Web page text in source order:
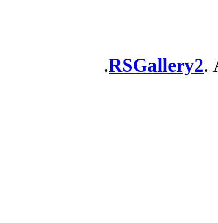
RSGallery2.